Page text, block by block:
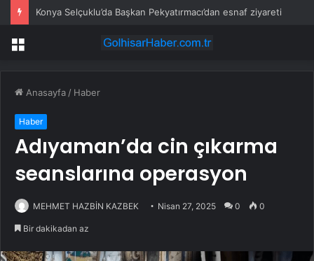
Konya Selçuklu’da Başkan Pekyatırmacı’dan esnaf ziyareti
Menü
Anasayfa / Haber
Haber
Adıyaman’da cin çıkarma
seanslarına operasyon
MEHMET HAZBİN KAZBEK Nisan 27, 2025 0 0
Bir dakikadan az